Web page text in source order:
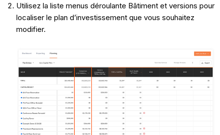
Utilisez la liste menus déroulante Bâtiment et versions pour
localiser le plan d’investissement que vous souhaitez
modifier.